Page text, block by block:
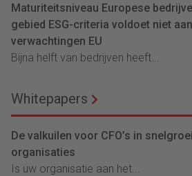
Maturiteitsniveau Europese
gebied ESG-criteria voldoet niet aan
verwachtingen EU
Bijna helft van bedrijven heeft...
Whitepapers
De valkuilen voor CFO’s in
organisaties
Is uw organisatie aan het...